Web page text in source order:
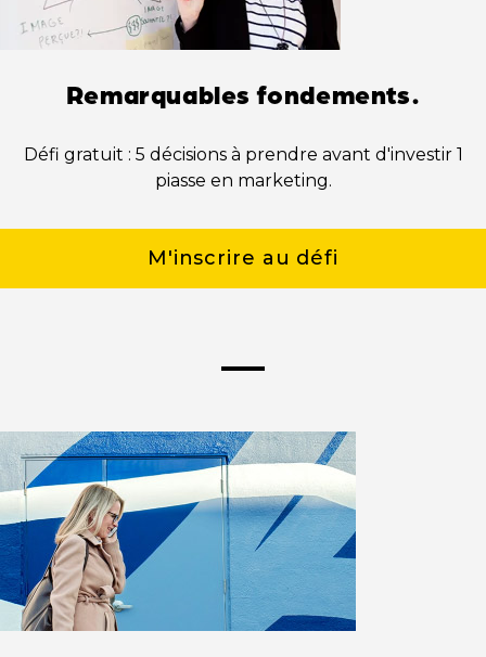
Remarquables fondements.
Défi gratuit : 5 décisions à prendre avant d'investir 1
piasse en marketing.
M'inscrire au défi